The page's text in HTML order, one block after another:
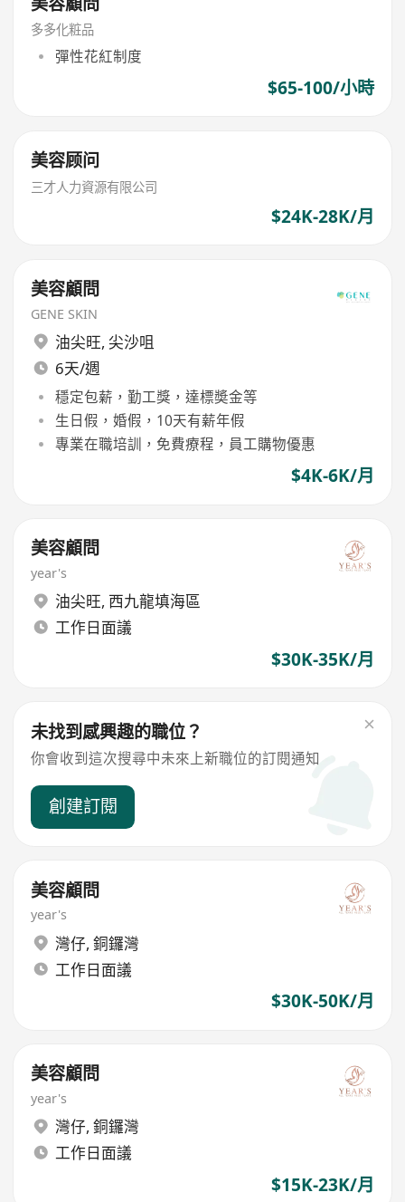
多多化粧品
彈性花紅制度
$65-100/小時
美容顾问
三才人力資源有限公司
$24K-28K/月
美容顧問
GENE SKIN
油尖旺, 尖沙咀
6天/週
穩定包薪，勤工獎，達標奬金等
生日假，婚假，10天有薪年假
專業在職培訓，免費療程，員工購物優惠
$4K-6K/月
美容顧問
year's
油尖旺, 西九龍填海區
工作日面議
$30K-35K/月
未找到感興趣的職位？
你會收到這次搜尋中未來上新職位的訂閱通知
創建訂閱
美容顧問
year's
灣仔, 銅鑼灣
工作日面議
$30K-50K/月
美容顧問
year's
灣仔, 銅鑼灣
工作日面議
$15K-23K/月